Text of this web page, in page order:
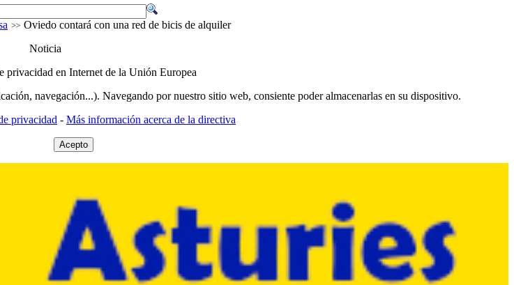
Oviedo contará con una red de bicis de alquiler
Noticia
privacidad en Internet de la Unión Europea
navegación...). Navegando por nuestro sitio web, consiente poder almacenarlas en su dispositivo.
privacidad - Más información acerca de la directiva
Acepto